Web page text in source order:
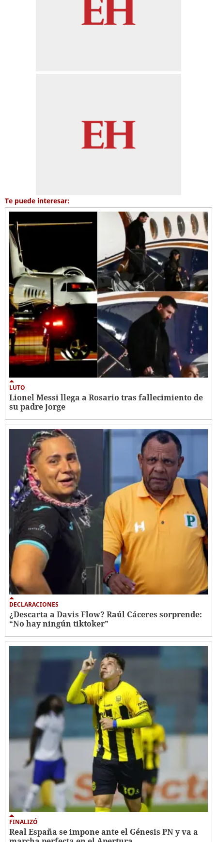
Te puede interesar:
LUTO
Lionel Messi llega a Rosario tras fallecimiento de
su padre Jorge
DECLARACIONES
¿Descarta a Davis Flow? Raúl Cáceres sorprende:
“No hay ningún tiktoker”
FINALIZÓ
Real España se impone ante el Génesis PN y va a